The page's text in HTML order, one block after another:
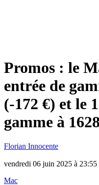
Promos : le
entrée de
(-172 €) et le
gamme à
Florian Innocente
vendredi 06 juin 2025 à 23:55
Mac